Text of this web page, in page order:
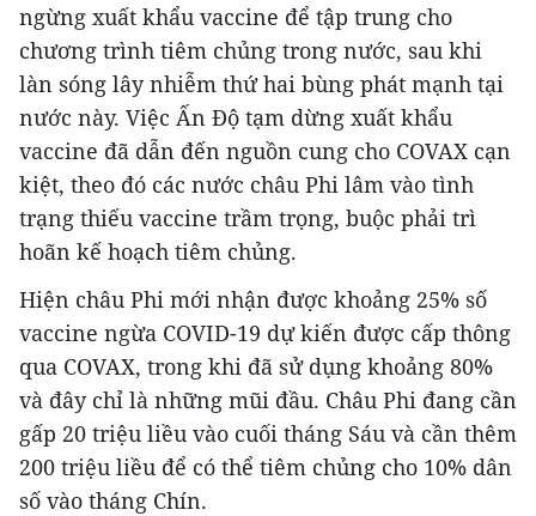
ngừng xuất khẩu vaccine để tập trung cho
chương trình tiêm chủng trong nước, sau khi
làn sóng lây nhiễm thứ hai bùng phát mạnh tại
nước này. Việc Ấn Độ tạm dừng xuất khẩu
vaccine đã dẫn đến nguồn cung cho COVAX cạn
kiệt, theo đó các nước châu Phi lâm vào tình
trạng thiếu vaccine trầm trọng, buộc phải trì
hoãn kế hoạch tiêm chủng.
Hiện châu Phi mới nhận được khoảng 25% số
vaccine ngừa COVID-19 dự kiến được cấp thông
qua COVAX, trong khi đã sử dụng khoảng 80%
và đây chỉ là những mũi đầu. Châu Phi đang cần
gấp 20 triệu liều vào cuối tháng Sáu và cần thêm
200 triệu liều để có thể tiêm chủng cho 10% dân
số vào tháng Chín.